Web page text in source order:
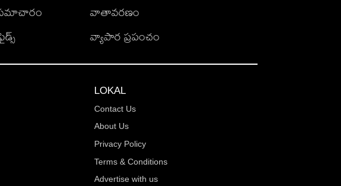
సమాచారం
వాతావరణం
వ్యాపార ప్రపంచం
LOKAL
Contact Us
About Us
Privacy Policy
Terms & Conditions
Advertise with us